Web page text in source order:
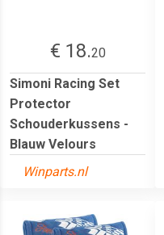
€ 18.20
Simoni Racing Set
Protector
Schouderkussens -
Blauw Velours
Winparts.nl